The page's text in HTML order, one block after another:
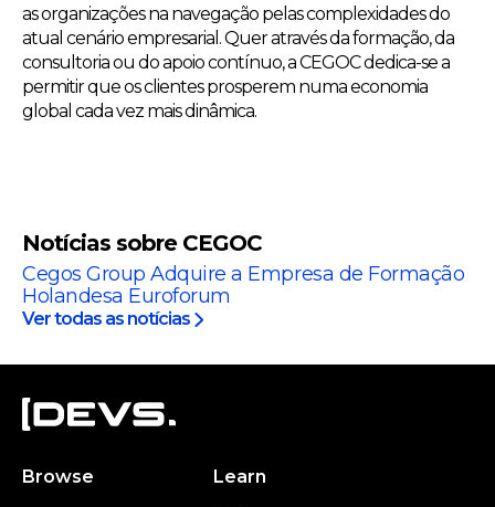
as organizações na navegação pelas complexidades do
atual cenário empresarial. Quer através da formação, da
consultoria ou do apoio contínuo, a CEGOC dedica-se a
permitir que os clientes prosperem numa economia
global cada vez mais dinâmica.
Notícias sobre CEGOC
Cegos Group Adquire a Empresa de Formação
Holandesa Euroforum
Ver todas as notícias
Browse
Learn